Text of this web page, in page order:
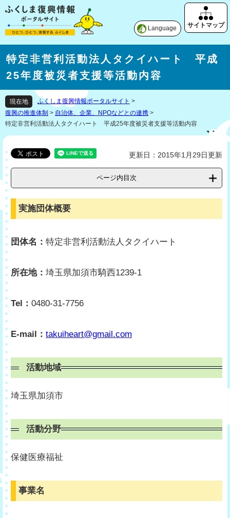
Language
特定非営利活動法人タクイハート 平成
25年度被災者支援等活動内容
現在地 ふくしま復興情報ポータルサイト >
復興の推進体制 > 自治体、企業、NPOなどとの連携 >
特定非営利活動法人タクイハート 平成25年度被災者支援等活動内容
更新日：2015年1月29日更新
ページ内目次
実施団体概要
団体名： 特定非営利活動法人タクイハート
所在地： 埼玉県加須市騎西1239-1
Tel： 0480-31-7756
E-mail： takuiheart@gmail.com
活動地域
埼玉県加須市
活動分野
保健医療福祉
事業名